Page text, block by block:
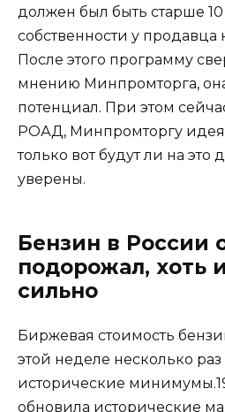
должен был быть старше 10
собственности у продавца
После этого программу
мнению Минпромторга,
потенциал. При этом
РОАД, Минпромторгу идея
только вот будут ли на это
уверены.
Бензин в России
подорожал, хоть
сильно
Биржевая стоимость
этой неделе несколько
исторические
обновила исторические